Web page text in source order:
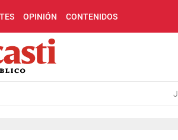
OPINIÓN CONTENIDOS